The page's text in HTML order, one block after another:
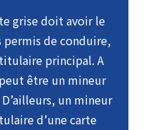
grise doit avoir le
permis de conduire,
principal. A
être un mineur
un mineur
d’une carte